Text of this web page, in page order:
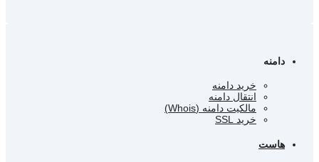
دامنه
خرید دامنه
انتقال دامنه
مالکیت دامنه (Whois)
خرید SSL
هاست